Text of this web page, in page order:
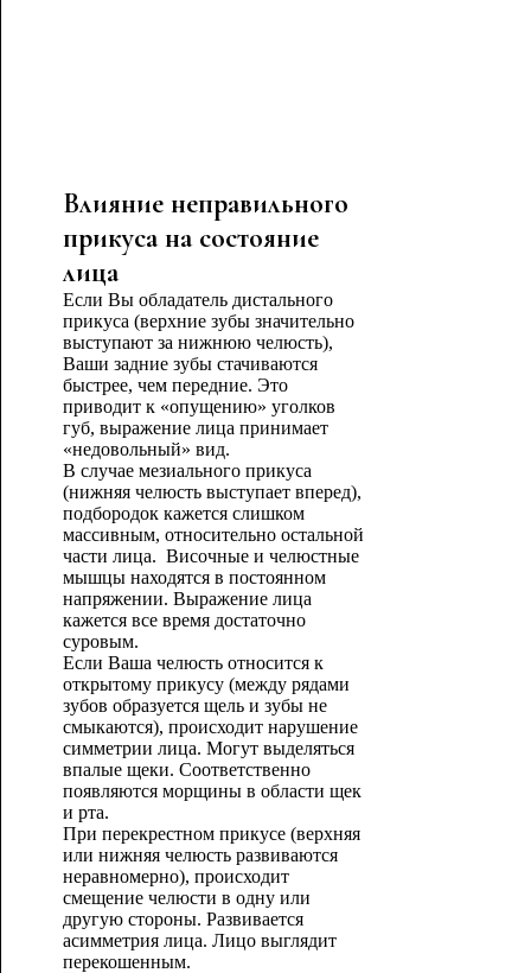
Влияние неправильного
прикуса на состояние
лица
Если Вы обладатель дистального
прикуса (верхние зубы значительно
выступают за нижнюю челюсть),
Ваши задние зубы стачиваются
быстрее, чем передние. Это
приводит к «опущению» уголков
губ, выражение лица принимает
«недовольный» вид.
В случае мезиального прикуса
(нижняя челюсть выступает вперед),
подбородок кажется слишком
массивным, относительно остальной
части лица. Височные и челюстные
мышцы находятся в постоянном
напряжении. Выражение лица
кажется все время достаточно
суровым.
Если Ваша челюсть относится к
открытому прикусу (между рядами
зубов образуется щель и зубы не
смыкаются), происходит нарушение
симметрии лица. Могут выделяться
впалые щеки. Соответственно
появляются морщины в области щек
и рта.
При перекрестном прикусе (верхняя
или нижняя челюсть развиваются
неравномерно), происходит
смещение челюсти в одну или
другую стороны. Развивается
асимметрия лица. Лицо выглядит
перекошенным.